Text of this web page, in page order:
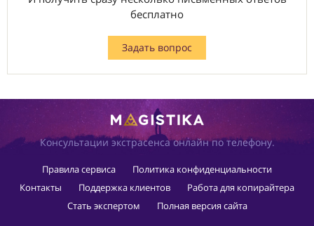
бесплатно
Задать вопрос
Консультации экстрасенса онлайн по телефону.
Правила сервиса
Политика конфиденциальности
Контакты
Поддержка клиентов
Работа для копирайтера
Стать экспертом
Полная версия сайта